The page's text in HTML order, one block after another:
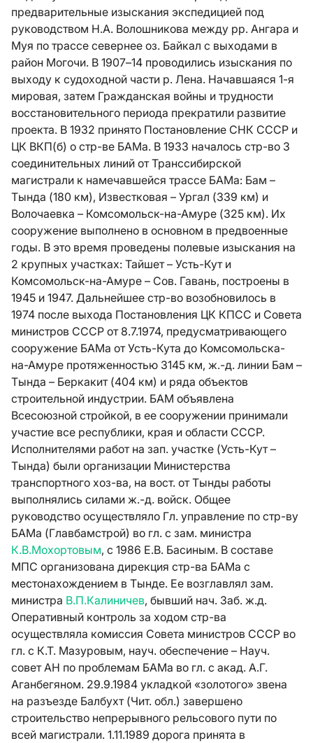
предварительные изыскания экспедицией под
руководством Н.А. Волошникова между рр. Ангара и
Муя по трассе севернее оз. Байкал с выходами в
район Могочи. В 1907–14 проводились изыскания по
выходу к судоходной части р. Лена. Начавшаяся 1-я
мировая, затем Гражданская войны и трудности
восстановительного периода прекратили развитие
проекта. В 1932 принято Постановление СНК СССР и
ЦК ВКП(б) о стр-ве БАМа. В 1933 началось стр-во 3
соединительных линий от Транссибирской
магистрали к намечавшейся трассе БАМа: Бам –
Тында (180 км), Известковая – Ургал (339 км) и
Волочаевка – Комсомольск-на-Амуре (325 км). Их
сооружение выполнено в основном в предвоенные
годы. В это время проведены полевые изыскания на
2 крупных участках: Тайшет – Усть-Кут и
Комсомольск-на-Амуре – Сов. Гавань, построены в
1945 и 1947. Дальнейшее стр-во возобновилось в
1974 после выхода Постановления ЦК КПСС и Совета
министров СССР от 8.7.1974, предусматривающего
сооружение БАМа от Усть-Кута до Комсомольска-
на-Амуре протяженностью 3145 км, ж.-д. линии Бам –
Тында – Беркакит (404 км) и ряда объектов
строительной индустрии. БАМ объявлена
Всесоюзной стройкой, в ее сооружении принимали
участие все республики, края и области СССР.
Исполнителями работ на зап. участке (Усть-Кут –
Тында) были организации Министерства
транспортного хоз-ва, на вост. от Тынды работы
выполнялись силами ж.-д. войск. Общее
руководство осуществляло Гл. управление по стр-ву
БАМа (Главбамстрой) во гл. с зам. министра
К.В.Мохортовым, с 1986 Е.В. Басиным. В составе
МПС организована дирекция стр-ва БАМа с
местонахождением в Тынде. Ее возглавлял зам.
министра В.П.Калиничев, бывший нач. Заб. ж.д.
Оперативный контроль за ходом стр-ва
осуществляла комиссия Совета министров СССР во
гл. с К.Т. Мазуровым, науч. обеспечение – Науч.
совет АН по проблемам БАМа во гл. с акад. А.Г.
Аганбегяном. 29.9.1984 укладкой «золотого» звена
на разъезде Балбухт (Чит. обл.) завершено
строительство непрерывного рельсового пути по
всей магистрали. 1.11.1989 дорога принята в